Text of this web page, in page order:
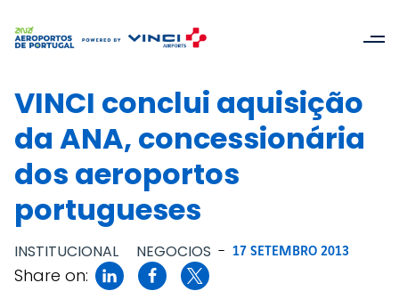
VINCI conclui aquisição
da ANA, concessionária
dos aeroportos
portugueses
INSTITUCIONAL NEGOCIOS - 17 SETEMBRO 2013
Share on: